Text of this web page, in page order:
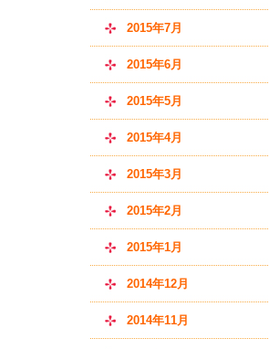
2015年7月
2015年6月
2015年5月
2015年4月
2015年3月
2015年2月
2015年1月
2014年12月
2014年11月